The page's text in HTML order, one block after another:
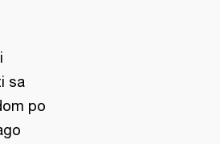
sa
po